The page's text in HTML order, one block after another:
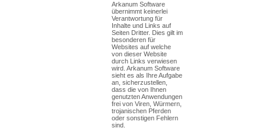
Arkanum Software
übernimmt keinerlei
Verantwortung für
Inhalte und Links auf
Seiten Dritter. Dies gilt im
besonderen für
Websites auf welche
von dieser Website
durch Links verwiesen
wird. Arkanum Software
sieht es als Ihre Aufgabe
an, sicherzustellen,
dass die von Ihnen
genutzten Anwendungen
frei von Viren, Würmern,
trojanischen Pferden
oder sonstigen Fehlern
sind.